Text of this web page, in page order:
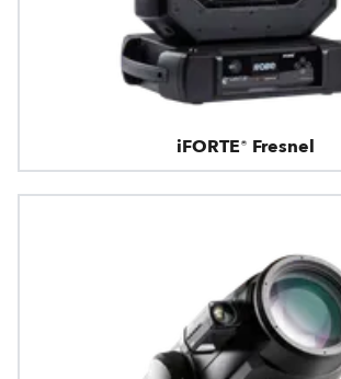
iFORTE® Fresnel